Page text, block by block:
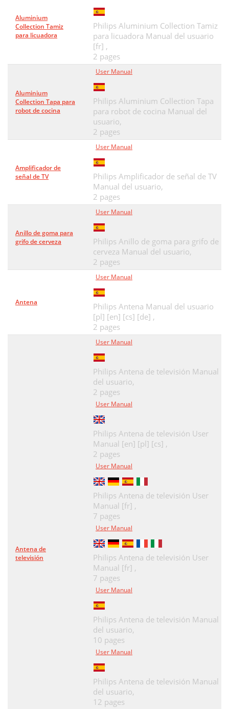
Aluminium
Collection Tamiz
para licuadora
Philips Aluminium Collection Tamiz
para licuadora Manual del usuario
[fr] ,
2 pages
Aluminium
Collection Tapa para
robot de cocina
User Manual
Philips Aluminium Collection Tapa
para robot de cocina Manual del
usuario,
2 pages
Amplificador de
señal de TV
User Manual
Philips Amplificador de señal de TV
Manual del usuario,
2 pages
Anillo de goma para
grifo de cerveza
User Manual
Philips Anillo de goma para grifo de
cerveza Manual del usuario,
2 pages
Antena
User Manual
Philips Antena Manual del usuario
[pl] [en] [cs] [de] ,
2 pages
Antena de
televisión
User Manual
Philips Antena de televisión Manual
del usuario,
2 pages
User Manual
Philips Antena de televisión User
Manual [en] [pl] [cs] ,
2 pages
User Manual
Philips Antena de televisión User
Manual [fr] ,
7 pages
User Manual
Philips Antena de televisión User
Manual [fr] ,
7 pages
User Manual
Philips Antena de televisión Manual
del usuario,
10 pages
User Manual
Philips Antena de televisión Manual
del usuario,
12 pages